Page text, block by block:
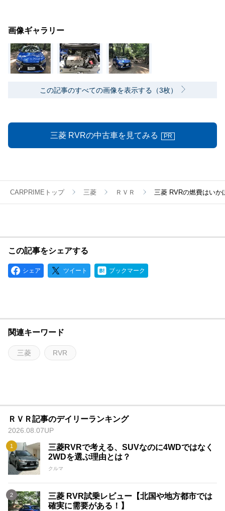
画像ギャラリー
この記事のすべての画像を表示する（3枚）
三菱 RVRの中古車を見てみる PR
CARPRIMEトップ 三菱 ＲＶＲ 三菱 RVRの燃費はいか
この記事をシェアする
シェア ツイート ブックマーク
関連キーワード
三菱 RVR
ＲＶＲ記事のデイリーランキング
2026.08.07UP
三菱RVRで考える、SUVなのに4WDではなく
2WDを選ぶ理由とは？
クルマ
三菱 RVR試乗レビュー【北国や地方都市では
確実に需要がある！】